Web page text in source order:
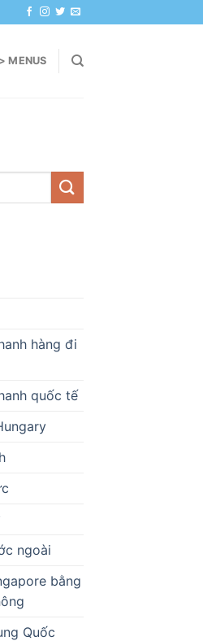
MENUS
hàng đi
quốc tế
ngoài
bằng
Quốc